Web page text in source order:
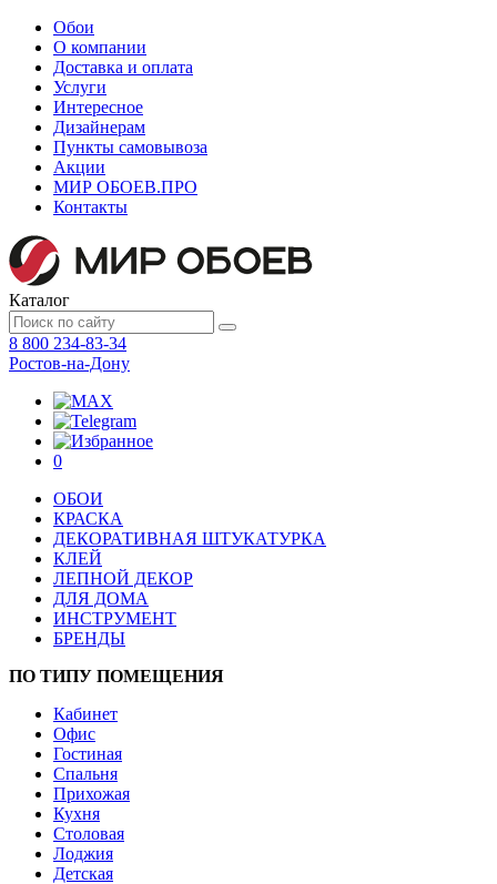
Обои
О компании
Доставка и оплата
Услуги
Интересное
Дизайнерам
Пункты самовывоза
Акции
МИР ОБОЕВ.ПРО
Контакты
Каталог
8 800 234-83-34
Ростов-на-Дону
0
ОБОИ
КРАСКА
ДЕКОРАТИВНАЯ ШТУКАТУРКА
КЛЕЙ
ЛЕПНОЙ ДЕКОР
ДЛЯ ДОМА
ИНСТРУМЕНТ
БРЕНДЫ
ПО ТИПУ ПОМЕЩЕНИЯ
Кабинет
Офис
Гостиная
Спальня
Прихожая
Кухня
Столовая
Лоджия
Детская